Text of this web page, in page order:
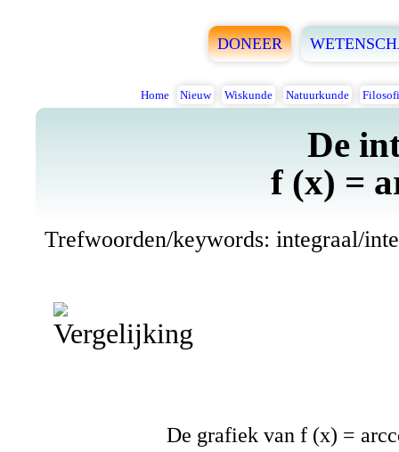
DONEER
Home Nieuw Wiskunde Natuurkunde
De
f (x) =
Trefwoorden/keywords: integraal/
De grafiek van f (x) =